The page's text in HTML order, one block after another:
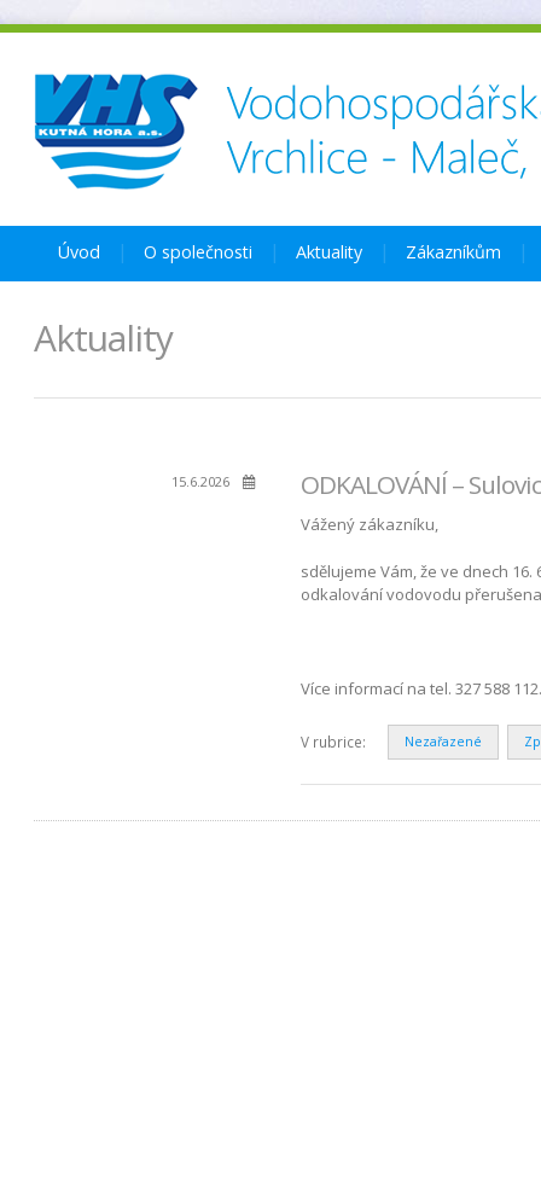
Úvod O společnosti Aktuality Zákazníkům
Aktuality
15.6.2026 ODKALOVÁNÍ –
Vážený zákazníku,
sdělujeme Vám, že ve dnech 16.
odkalování vodovodu
Více informací na tel. 327 588
V rubrice: Nezařazené